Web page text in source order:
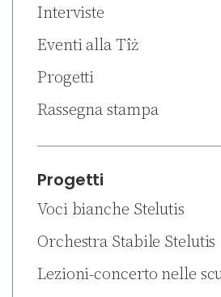
Interviste
Eventi alla Tîż
Progetti
Rassegna stampa
Progetti
Voci bianche Stelutis
Orchestra Stabile Stelutis
Lezioni-concerto nelle